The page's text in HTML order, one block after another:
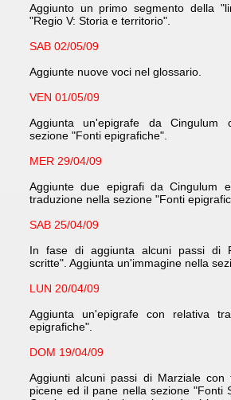
Aggiunto un primo segmento della
"Regio V: Storia e territorio".
SAB 02/05/09
Aggiunte nuove voci nel glossario.
VEN 01/05/09
Aggiunta un'epigrafe da Cingulum
sezione "Fonti epigrafiche".
MER 29/04/09
Aggiunte due epigrafi da Cingulum
traduzione nella sezione "Fonti
SAB 25/04/09
In fase di aggiunta alcuni passi di
scritte". Aggiunta un'immagine nella
LUN 20/04/09
Aggiunta un'epigrafe con relativa
epigrafiche".
DOM 19/04/09
Aggiunti alcuni passi di Marziale con
picene ed il pane nella sezione "Fonti